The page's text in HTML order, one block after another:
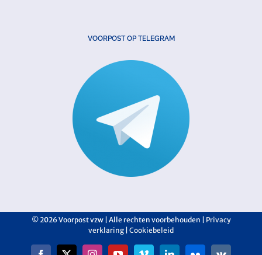
VOORPOST OP TELEGRAM
©2026 Voorpost vzw | Alle rechten voorbehouden | Privacy
verklaring Cookiebeleid